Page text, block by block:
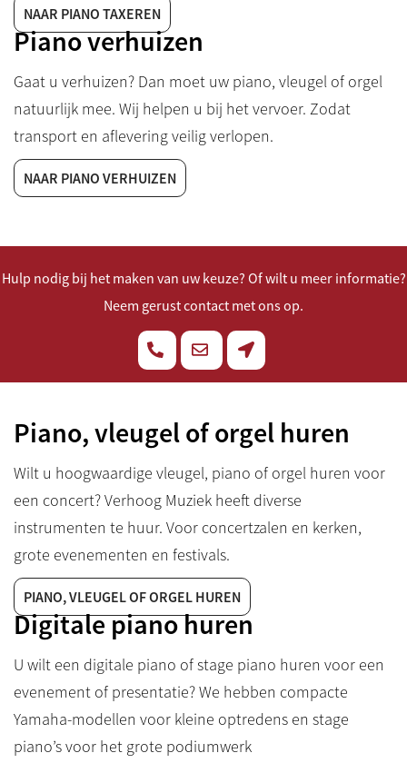
NAAR PIANO TAXEREN
Piano verhuizen
Gaat u verhuizen? Dan moet uw piano, vleugel of orgel
natuurlijk mee. Wij helpen u bij het vervoer. Zodat
transport en aflevering veilig verlopen.
NAAR PIANO VERHUIZEN
Hulp nodig bij het maken van uw keuze? Of wilt u meer informatie?
Neem gerust contact met ons op.
Piano, vleugel of orgel huren
Wilt u hoogwaardige vleugel, piano of orgel huren voor
een concert? Verhoog Muziek heeft diverse
instrumenten te huur. Voor concertzalen en kerken,
grote evenementen en festivals.
PIANO, VLEUGEL OF ORGEL HUREN
Digitale piano huren
U wilt een digitale piano of stage piano huren voor een
evenement of presentatie? We hebben compacte
Yamaha-modellen voor kleine optredens en stage
piano’s voor het grote podiumwerk